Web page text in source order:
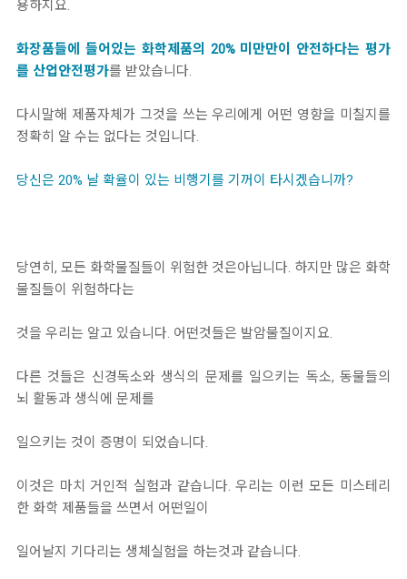
용하지요.
화장품들에 들어있는 화학제품의 20% 미만만이 안전하다는 평가
를 산업안전평가를 받았습니다.
다시말해 제품자체가 그것을 쓰는 우리에게 어떤 영향을 미칠지를
정확히 알 수는 없다는 것입니다.
당신은 20% 날 확율이 있는 비행기를 기꺼이 타시겠습니까?
당연히, 모든 화학물질들이 위험한 것은아닙니다. 하지만 많은 화학
물질들이 위험하다는
것을 우리는 알고 있습니다. 어떤것들은 발암물질이지요.
다른 것들은 신경독소와 생식의 문제를 일으키는 독소, 동물들의
뇌 활동과 생식에 문제를
일으키는 것이 증명이 되었습니다.
이것은 마치 거인적 실험과 같습니다. 우리는 이런 모든 미스테리
한 화학 제품들을 쓰면서 어떤일이
일어날지 기다리는 생체실험을 하는것과 같습니다.